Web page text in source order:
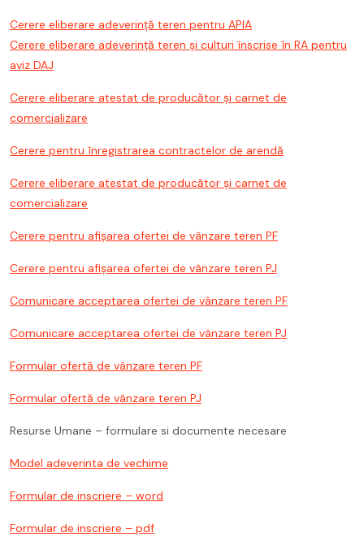
Cerere eliberare adeverință teren pentru APIA
Cerere eliberare adeverință teren și culturi înscrise în RA pentru
aviz DAJ
Cerere eliberare atestat de producător și carnet de
comercializare
Cerere pentru înregistrarea contractelor de arendă
Cerere eliberare atestat de producător și carnet de
comercializare
Cerere pentru afișarea ofertei de vânzare teren PF
Cerere pentru afișarea ofertei de vânzare teren PJ
Comunicare acceptarea ofertei de vânzare teren PF
Comunicare acceptarea ofertei de vânzare teren PJ
Formular ofertă de vânzare teren PF
Formular ofertă de vânzare teren PJ
Resurse Umane – formulare si documente necesare
Model adeverinta de vechime
Formular de inscriere – word
Formular de inscriere – pdf